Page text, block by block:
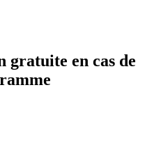
gratuite en cas de